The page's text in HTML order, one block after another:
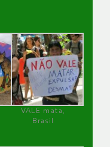
VALE mata,
Brasil